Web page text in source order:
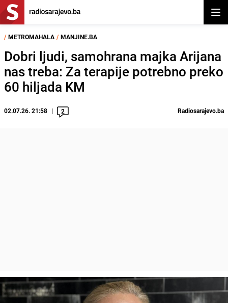
/ METROMAHALA / MANJINE.BA
Dobri ljudi, samohrana majka Arijana
nas treba: Za terapije potrebno preko
60 hiljada KM
02.07.26. 21:58 2 Radiosarajevo.ba